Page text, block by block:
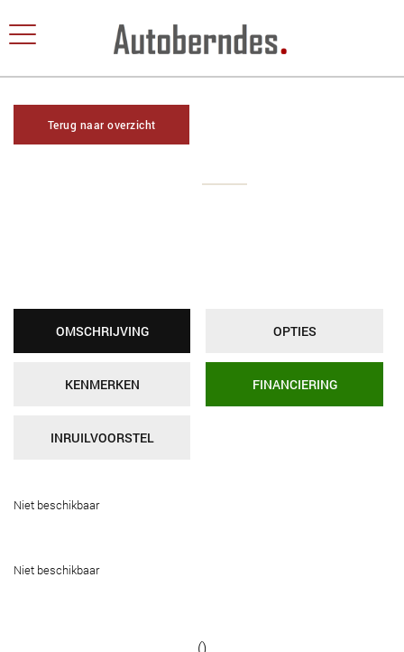
Terug naar overzicht
OMSCHRIJVING OPTIES
KENMERKEN FINANCIERING
INRUILVOORSTEL
Niet beschikbaar
Niet beschikbaar
()